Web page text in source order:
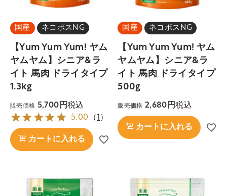
国産 ネコポスNG
【Yum Yum Yum! ヤム
ヤムヤム】シニア&ラ
イト 馬肉 ドライタイプ
1.3kg
販売価格 5,700 税込
5.00 （1 ）
カートに入れる
国産 ネコポスNG
【Yum Yum Yum! ヤム
ヤムヤム】シニア&ラ
イト 馬肉 ドライタイプ
500g
販売価格 2,680 税込
カートに入れる